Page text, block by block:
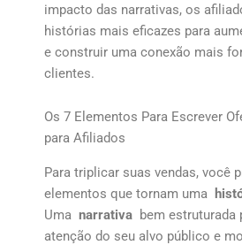
impacto das narrativas, os
histórias mais eficazes para
e construir uma conexão mais
clientes.
Os 7 Elementos Para Escrever
para Afiliados
Para triplicar suas vendas, você
elementos que tornam uma
Uma narrativa bem estruturada
atenção do seu alvo público e